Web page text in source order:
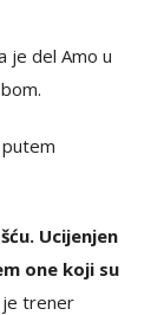
je del Amo u
Ucijenjen
one koji su
je trener